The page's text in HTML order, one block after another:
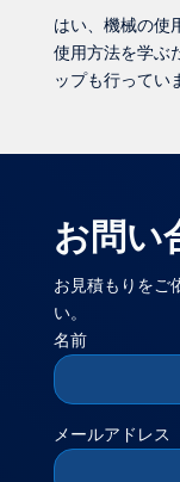
はい、機械の使
使用方法を学ぶ
ップも行ってい
お問い
お見積もりをご
い。
名前
メールアドレス